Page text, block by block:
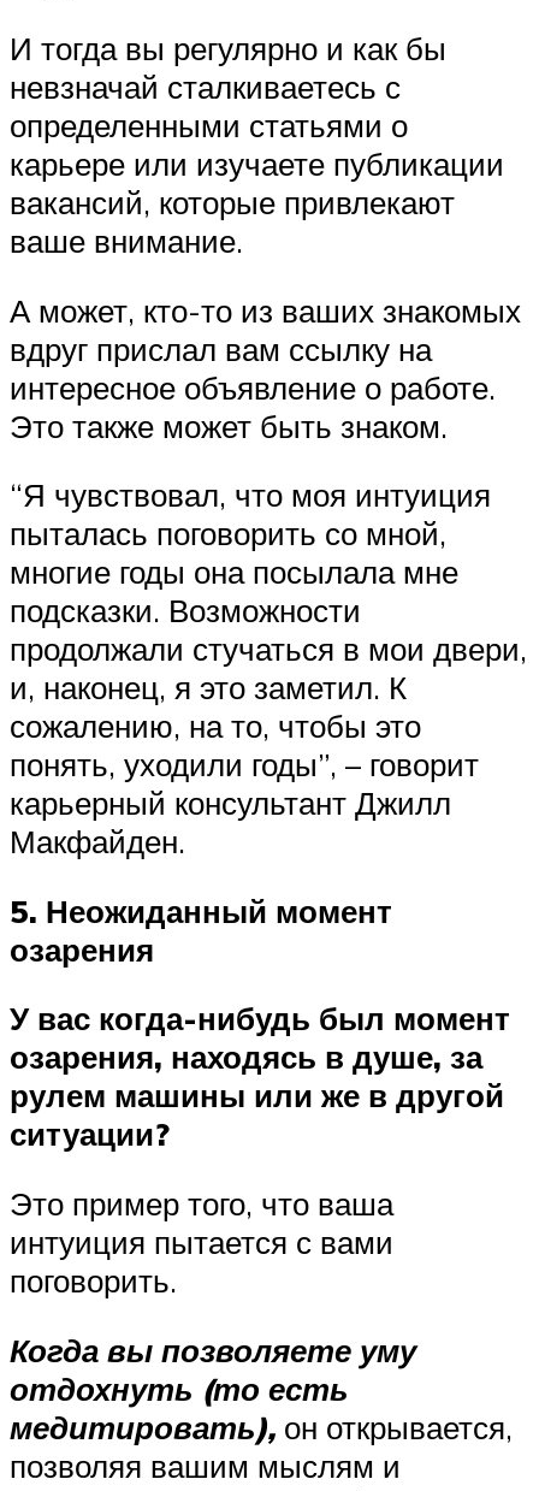
И тогда вы регулярно и как бы
невзначай сталкиваетесь с
определенными статьями о
карьере или изучаете публикации
вакансий, которые привлекают
ваше внимание.
А может, кто-то из ваших знакомых
вдруг прислал вам ссылку на
интересное объявление о работе.
Это также может быть знаком.
“Я чувствовал, что моя интуиция
пыталась поговорить со мной,
многие годы она посылала мне
подсказки. Возможности
продолжали стучаться в мои двери,
и, наконец, я это заметил. К
сожалению, на то, чтобы это
понять, уходили годы”, – говорит
карьерный консультант Джилл
Макфайден.
5. Неожиданный момент
озарения
У вас когда-нибудь был момент
озарения, находясь в душе, за
рулем машины или же в другой
ситуации?
Это пример того, что ваша
интуиция пытается с вами
поговорить.
Когда вы позволяете уму
отдохнуть (то есть
медитировать), он открывается,
позволяя вашим мыслям и